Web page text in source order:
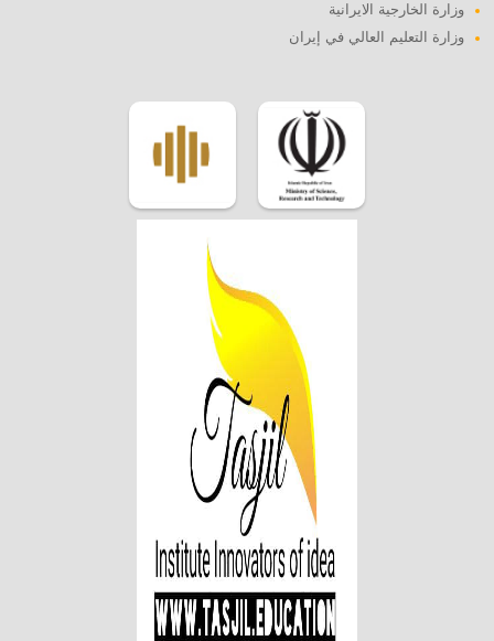
وزارة الخارجية الايرانية
وزارة التعليم العالي في إيران